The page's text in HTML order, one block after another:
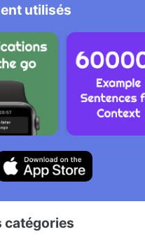
utilisés
catégories